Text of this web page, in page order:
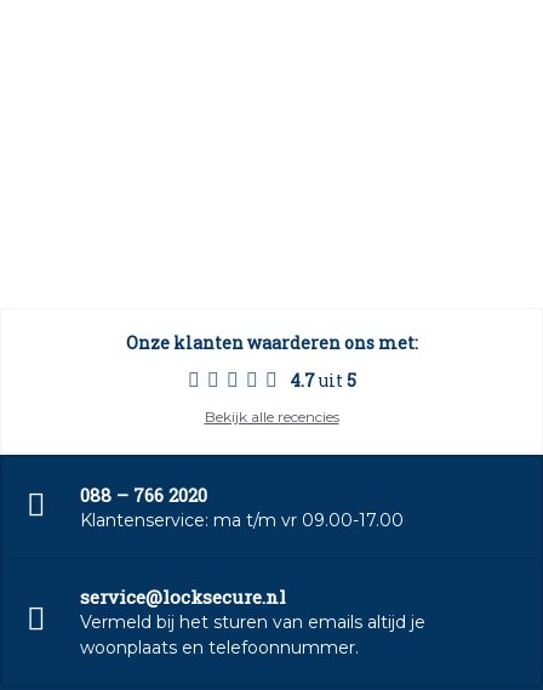
Onze klanten waarderen ons met:
4.7uit5
Bekijk alle recencies
088 – 766 2020
Klantenservice: ma t/m vr 09.00-17.00
service@locksecure.nl
Vermeld bij het sturen van emails altijd je
woonplaats en telefoonnummer.